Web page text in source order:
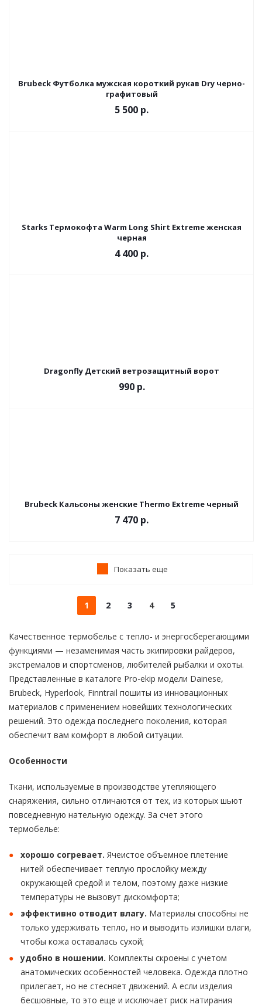
Brubeck Футболка мужская короткий рукав Dry черно-
графитовый
5 500 р.
Starks Термокофта Warm Long Shirt Extreme женская
черная
4 400 р.
Dragonfly Детский ветрозащитный ворот
990р.
Brubeck Кальсоны женские Thermo Extreme черный
7 470 р.
Показать еще
1 2 3 4 5
Качественное термобелье с тепло- и энергосберегающими
функциями — незаменимая часть экипировки райдеров,
экстремалов и спортсменов, любителей рыбалки и охоты.
Представленные в каталоге Pro-ekip модели Dainese,
Brubeck, Hyperlook, Finntrail пошиты из инновационных
материалов с применением новейших технологических
решений. Это одежда последнего поколения, которая
обеспечит вам комфорт в любой ситуации.
Особенности
Ткани, используемые в производстве утепляющего
снаряжения, сильно отличаются от тех, из которых шьют
повседневную нательную одежду. За счет этого
термобелье:
хорошо согревает. Ячеистое объемное плетение
нитей обеспечивает теплую прослойку между
окружающей средой и телом, поэтому даже низкие
температуры не вызовут дискомфорта;
эффективно отводит влагу. Материалы способны не
только удерживать тепло, но и выводить излишки влаги,
чтобы кожа оставалась сухой;
удобно в ношении. Комплекты скроены с учетом
анатомических особенностей человека. Одежда плотно
прилегает, но не стесняет движений. А если изделия
бесшовные, то это еще и исключает риск натирания